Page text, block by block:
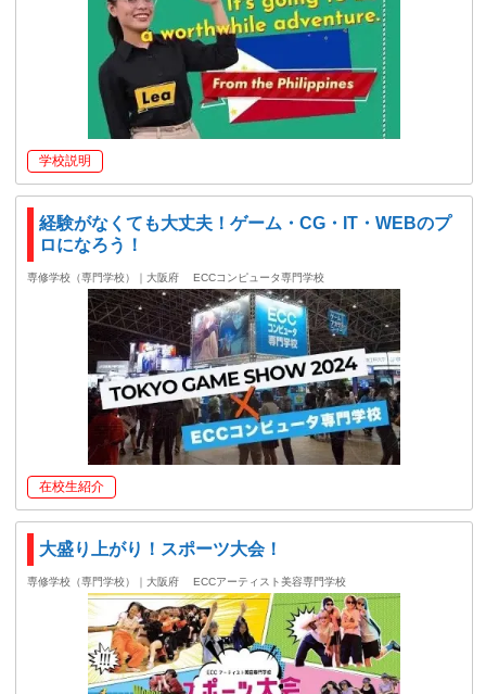
学校説明
経験がなくても大丈夫！ゲーム・CG・IT・WEBのプ
ロになろう！
専修学校（専門学校）｜大阪府 ECCコンピュータ専門学校
在校生紹介
大盛り上がり！スポーツ大会！
専修学校（専門学校）｜大阪府 ECCアーティスト美容専門学校